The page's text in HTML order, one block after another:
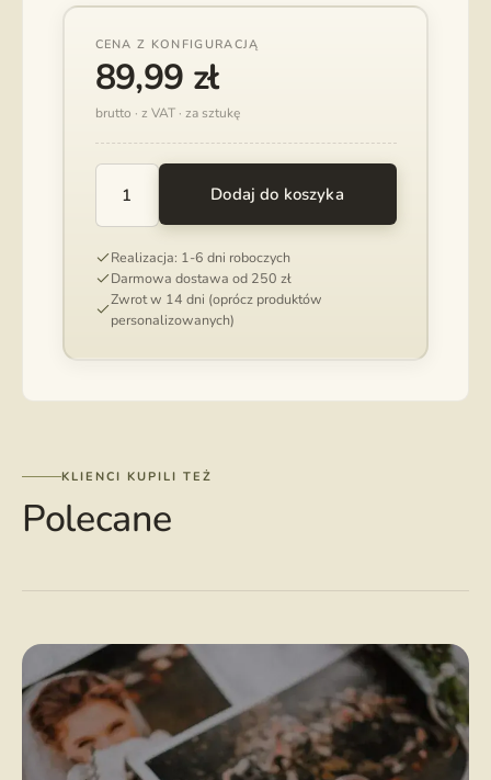
CENA Z KONFIGURACJĄ
89,99 zł
brutto · z VAT · za sztukę
ILOŚĆ
PUDEŁKO
NA
ZDJĘCIA
13X19
CM
Dodaj do koszyka
Realizacja: 1-6 dni roboczych
Darmowa dostawa od 250 zł
Zwrot w 14 dni (oprócz produktów
personalizowanych)
KLIENCI KUPILI TEŻ
Polecane